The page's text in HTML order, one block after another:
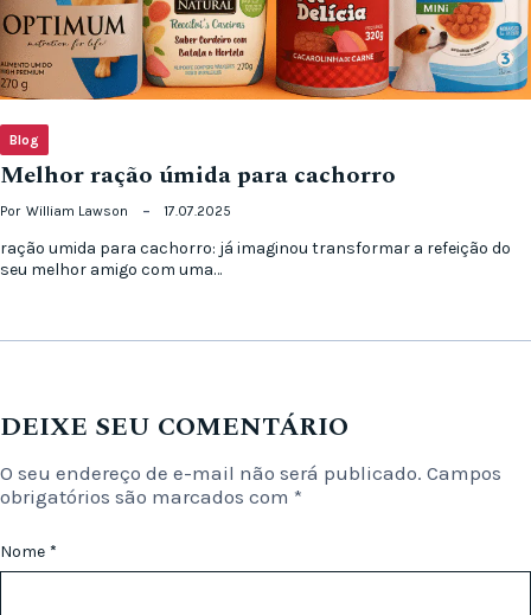
Blog
Melhor ração úmida para cachorro
Por William Lawson 17.07.2025
ração umida para cachorro: já imaginou transformar a refeição do
seu melhor amigo com uma…
DEIXE SEU COMENTÁRIO
O seu endereço de e-mail não será publicado. Campos
obrigatórios são marcados com *
Nome *